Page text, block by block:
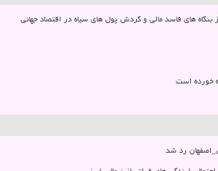
های فاسد مالی و گردش پول های سیاه در اقتصاد جهانی
خورده است